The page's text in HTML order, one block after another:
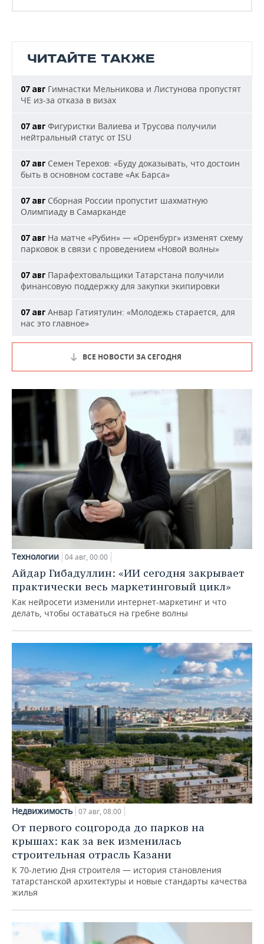
ЧИТАЙТЕ ТАКЖЕ
07 авг Гимнастки Мельникова и Листунова пропустят
ЧЕ из-за отказа в визах
07 авг Фигуристки Валиева и Трусова получили
нейтральный статус от ISU
07 авг Семен Терехов: «Буду доказывать, что достоин
быть в основном составе «Ак Барса»
07 авг Сборная России пропустит шахматную
Олимпиаду в Самарканде
07 авг На матче «Рубин» — «Оренбург» изменят схему
парковок в связи с проведением «Новой волны»
07 авг Парафехтовальщики Татарстана получили
финансовую поддержку для закупки экипировки
07 авг Анвар Гатиятулин: «Молодежь старается, для
нас это главное»
ВСЕ НОВОСТИ ЗА СЕГОДНЯ
Технологии 04 авг, 00:00
Айдар Гибадуллин: «ИИ сегодня закрывает
практически весь маркетинговый цикл»
Как нейросети изменили интернет-маркетинг и что
делать, чтобы оставаться на гребне волны
Недвижимость 07 авг, 08:00
От первого соцгорода до парков на
крышах: как за век изменилась
строительная отрасль Казани
К 70-летию Дня строителя — история становления
татарстанской архитектуры и новые стандарты качества
жилья